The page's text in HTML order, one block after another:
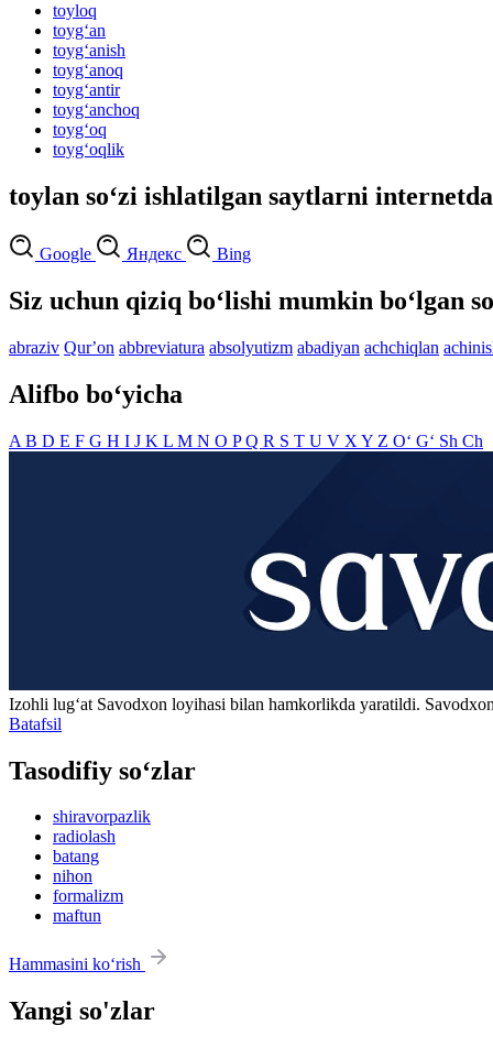
toyloq
toyg‘an
toyg‘anish
toyg‘anoq
toyg‘antir
toyg‘anchoq
toyg‘oq
toyg‘oqlik
toylan so‘zi ishlatilgan saytlarni
Google Яндекс Bing
Siz uchun qiziq bo‘lishi mumkin bo‘lgan
abraziv Qurʼon abbreviatura absolyutizm abadiyan achchiqlan
Alifbo bo‘yicha
A B D E F G H I J K L M N O PQ R S T U V X Y Z O‘ G‘ Sh Ch
Izohli lugʻat Savodxon loyihasi bilan hamkorlikda yaratildi.
Batafsil
Tasodifiy so‘zlar
shiravorpazlik
radiolash
batang
nihon
formalizm
maftun
Hammasini ko‘rish
Yangi so'zlar